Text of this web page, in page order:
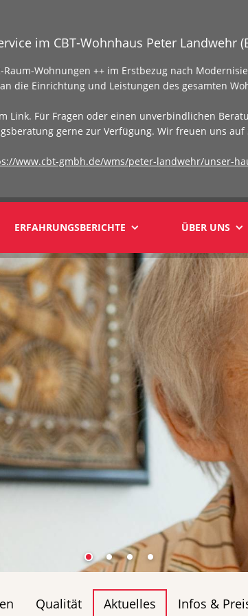
im CBT-Wohnhaus Peter Landwehr
Wohnungen ++ im Erstbezug nach
die Einrichtung und Leistungen des gesamten
Link. Für Fragen oder einen unverbindlichen
gerne zur Verfügung. Wir freuen uns auf
www.cbt-gmbh.de/wms/peter-landwehr/unser-
ERFAHRUNGSBERICHTE ÜBER UNS
Qualität Aktuelles Infos &